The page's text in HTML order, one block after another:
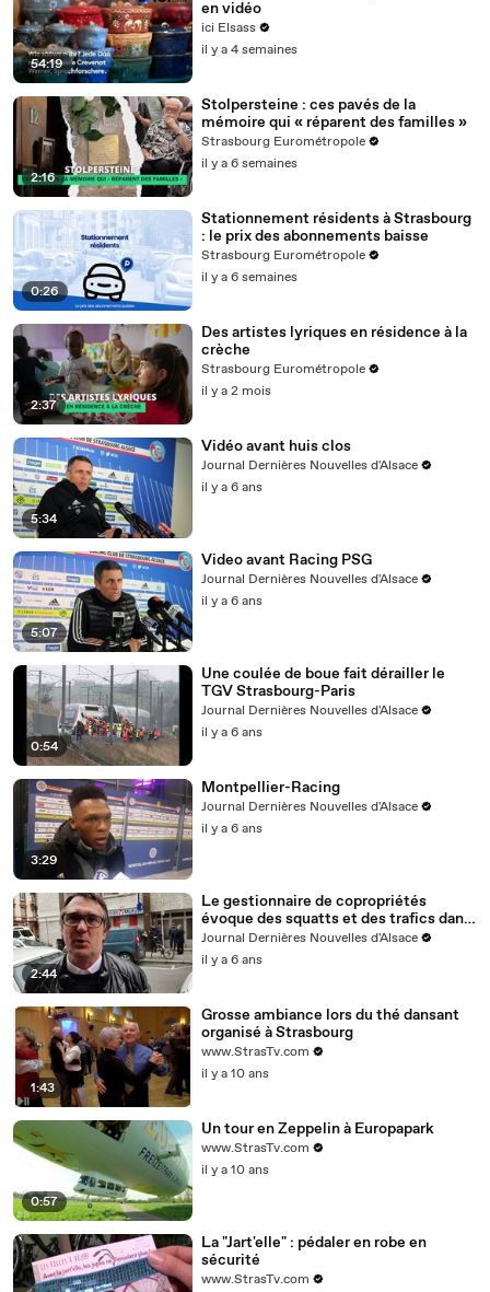
54:19
en vidéo
ici Elsass
il y a 4 semaines
2:16
Stolpersteine : ces pavés de la
mémoire qui « réparent des familles »
Strasbourg Eurométropole
il y a 6 semaines
0:26
Stationnement résidents à Strasbourg
: le prix des abonnements baisse
Strasbourg Eurométropole
il y a 6 semaines
2:37
Des artistes lyriques en résidence à la
crèche
Strasbourg Eurométropole
il y a 2 mois
5:34
Vidéo avant huis clos
Journal Dernières Nouvelles d'Alsace
il y a 6 ans
5:07
Video avant Racing PSG
Journal Dernières Nouvelles d'Alsace
il y a 6 ans
0:54
Une coulée de boue fait dérailler le
TGV Strasbourg-Paris
Journal Dernières Nouvelles d'Alsace
il y a 6 ans
3:29
Montpellier-Racing
Journal Dernières Nouvelles d'Alsace
il y a 6 ans
2:44
Le gestionnaire de copropriétés
évoque des squatts et des trafics dans
l'immeuble
Journal Dernières Nouvelles d'Alsace
il y a 6 ans
1:43
Grosse ambiance lors du thé dansant
organisé à Strasbourg
www.StrasTv.com
il y a 10 ans
0:57
Un tour en Zeppelin à Europapark
www.StrasTv.com
il y a 10 ans
La "Jart'elle" : pédaler en robe en
sécurité
www.StrasTv.com